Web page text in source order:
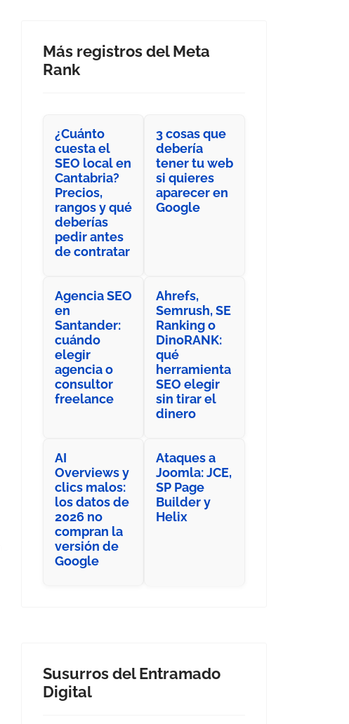
Más registros del Meta
Rank
¿Cuánto
cuesta el
SEO local en
Cantabria?
Precios,
rangos y qué
deberías
pedir antes
de contratar
3 cosas que
debería
tener tu web
si quieres
aparecer en
Google
Agencia SEO
en
Santander:
cuándo
elegir
agencia o
consultor
freelance
Ahrefs,
Semrush, SE
Ranking o
DinoRANK:
qué
herramienta
SEO elegir
sin tirar el
dinero
AI
Overviews y
clics malos:
los datos de
2026 no
compran la
versión de
Google
Ataques a
Joomla: JCE,
SP Page
Builder y
Helix
Susurros del Entramado
Digital